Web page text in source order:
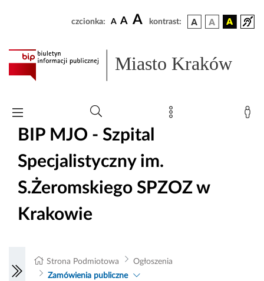
czcionka: A A A kontrast:
Miasto Kraków
BIP MJO - Szpital
Specjalistyczny im.
S.Żeromskiego SPZOZ w
Krakowie
Strona Podmiotowa
Ogłoszenia
Zamówienia publiczne